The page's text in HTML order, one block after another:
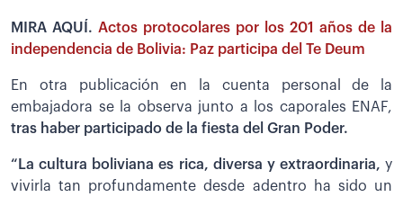
MIRA AQUÍ. Actos protocolares por los 201 años de la
independencia de Bolivia: Paz participa del Te Deum
En otra publicación en la cuenta personal de la
embajadora se la observa junto a los caporales ENAF,
tras haber participado de la fiesta del Gran Poder.
“La cultura boliviana es rica, diversa y extraordinaria, y
vivirla tan profundamente desde adentro ha sido un